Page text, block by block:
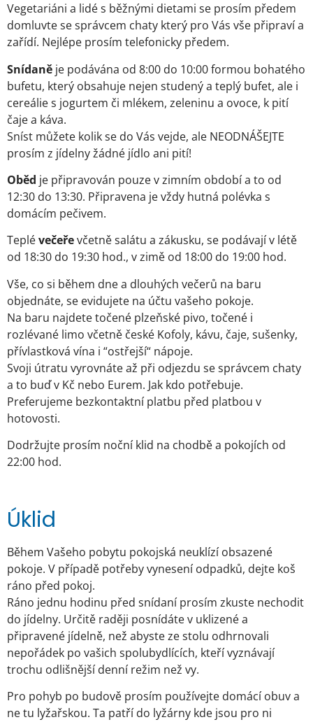
Vegetariáni a lidé s běžnými dietami se prosím předem
domluvte se správcem chaty který pro Vás vše připraví a
zařídí. Nejlépe prosím telefonicky předem.
Snídaně je podávána od 8:00 do 10:00 formou bohatého
bufetu, který obsahuje nejen studený a teplý bufet, ale i
cereálie s jogurtem či mlékem, zeleninu a ovoce, k pití
čaje a káva.
Sníst můžete kolik se do Vás vejde, ale NEODNÁŠEJTE
prosím z jídelny žádné jídlo ani pití!
Oběd je připravován pouze v zimním období a to od
12:30 do 13:30. Připravena je vždy hutná polévka s
domácím pečivem.
Teplévečeřevčetně salátu a zákusku, se podávají v létě
od 18:30 do 19:30 hod., v zimě od 18:00 do 19:00 hod.
Vše, co si během dne a dlouhých večerů na baru
objednáte, se evidujete na účtu vašeho pokoje.
Na baru najdete točené plzeňské pivo, točené i
rozlévané limo včetně české Kofoly, kávu, čaje, sušenky,
přívlastková vína i “ostřejší“ nápoje.
Svoji útratu vyrovnáte až při odjezdu se správcem chaty
a to buď v Kč nebo Eurem. Jak kdo potřebuje.
Preferujeme bezkontaktní platbu před platbou v
hotovosti.
Dodržujte prosím noční klid na chodbě a pokojích od
22:00 hod.
Úklid
Během Vašeho pobytu pokojská neuklízí obsazené
pokoje. V případě potřeby vynesení odpadků, dejte koš
ráno před pokoj.
Ráno jednu hodinu před snídaní prosím zkuste nechodit
do jídelny. Určitě raději posnídáte v uklizené a
připravené jídelně, než abyste ze stolu odhrnovali
nepořádek po vašich spolubydlících, kteří vyznávají
trochu odlišnější denní režim než vy.
Pro pohyb po budově prosím používejte domácí obuv a
ne tu lyžařskou. Ta patří do lyžárny kde jsou pro ni